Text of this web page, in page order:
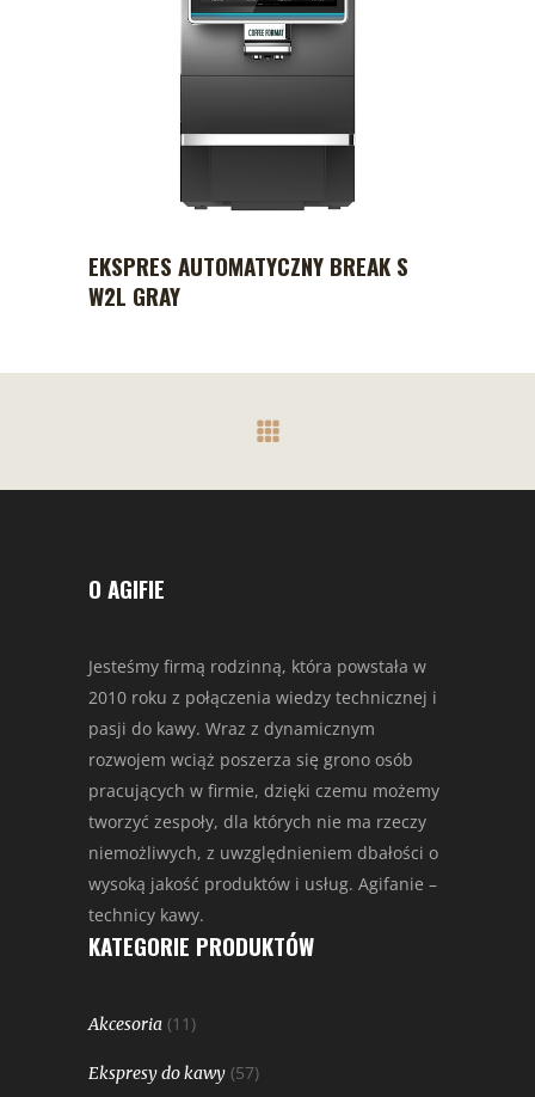
EKSPRES AUTOMATYCZNY BREAK S
W2L GRAY
O AGIFIE
Jesteśmy firmą rodzinną, która powstała w
2010 roku z połączenia wiedzy technicznej i
pasji do kawy. Wraz z dynamicznym
rozwojem wciąż poszerza się grono osób
pracujących w firmie, dzięki czemu możemy
tworzyć zespoły, dla których nie ma rzeczy
niemożliwych, z uwzględnieniem dbałości o
wysoką jakość produktów i usług. Agifanie –
technicy kawy.
KATEGORIE PRODUKTÓW
Akcesoria (11)
Ekspresy do kawy (57)